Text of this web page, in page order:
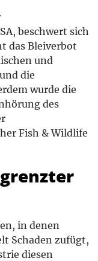
beschwert sich
das Bleiverbot
und
die
wurde die
des
Fish & Wildlife
in denen
Schaden zufügt,
diesen